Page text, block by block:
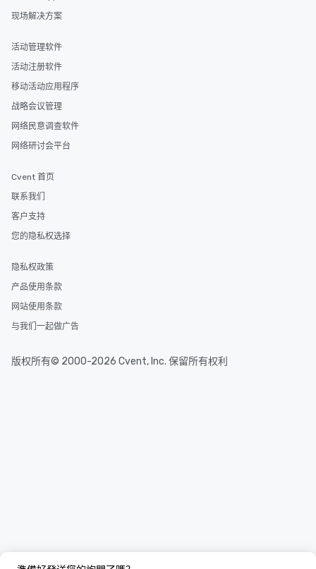
现场解决方案
活动管理软件
活动注册软件
移动活动应用程序
战略会议管理
网络民意调查软件
网络研讨会平台
Cvent 首页
联系我们
客户支持
您的隐私权选择
隐私权政策
产品使用条款
网站使用条款
与我们一起做广告
版权所有© 2000-2026 Cvent, Inc. 保留所有权利